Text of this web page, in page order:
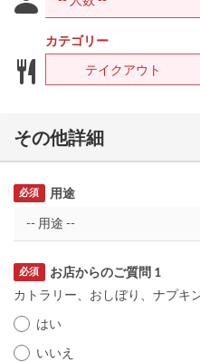
カテゴリー
テイクアウト
その他詳細
用途
必須
お店からのご質問 1
必須
カトラリー、おしぼり、ナプキ
はい
いいえ